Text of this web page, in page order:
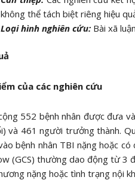
không thể tách biệt riêng hiệu
Loại hình nghiên cứu: Bài xã
của các nghiên cứu
552 bệnh nhân được đưa
và 461 người trưởng thành.
bệnh nhân TBI nặng hoặc
(GCS) thường dao động từ 3
nặng hoặc tình trạng nội